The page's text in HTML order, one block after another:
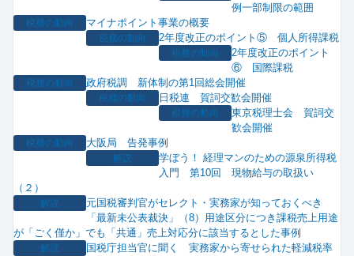
例一部制限の範囲
税務の動向 マイナポイント事業の概要
税務の動向 2年度改正のポイント⑤ 個人所得課税
税務の動向
2年度改正のポイント
⑥ 国際課税
税務の動向 政府税調 新体制の第1回総会開催
税務の動向 日税連 賀詞交歓会開催
税務の動向
東京税理士会 賀詞交
歓会開催
税務の動向 大阪局 告発事例
解説
学ぼう！ 経理マンのための源泉所得税
入門 第10回 現物給与の取扱い
（２）
解説
元国税審判官がセレクト・実務家が知っておくべき
「最新未公表裁決」（8）用途区分につき課税売上用途
が「ごく僅か」でも「共通」売上対応分に該当するとした事例
解説
国税庁担当官に聞く 実務家から寄せられた軽減税率